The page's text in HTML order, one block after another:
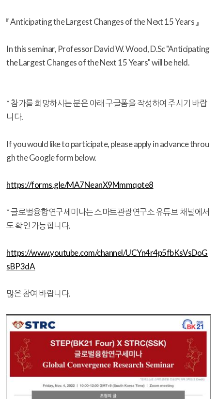
『Anticipating the Largest Changes of the Next 15 Years 』
In this seminar, Professor David W. Wood, D.Sc "Anticipating
the Largest Changes of the Next 15 Years" will be held.
* 참가를 희망하시는 분은 아래 구글폼을 작성하여 주시기 바랍
니다.
If you would like to participate, please apply in advance throu
gh the Google form below.
https://forms.gle/MA7NeanX9Mmmqote8
* 글로벌융합연구세미나는 스마트관광연구소 유튜브 채널에서
도 확인 가능합니다.
https://www.youtube.com/channel/UCYn4r4p5fbKsVsDoG
sBP3dA
많은 참여 바랍니다.